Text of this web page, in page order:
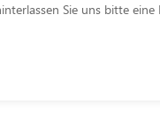
Sie uns bitte